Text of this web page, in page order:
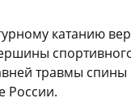
катанию
травмы
России.